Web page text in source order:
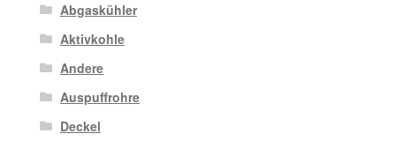
Abgaskühler
Aktivkohle
Andere
Auspuffrohre
Deckel